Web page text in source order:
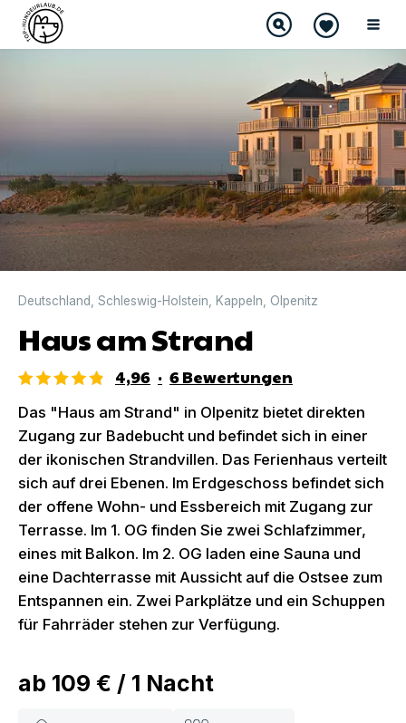
DIREKT BUCHBAR
Deutschland Schleswig-Holstein Kappeln Olpenitz
Haus am Strand
4,96 · 6Bewertungen
Das "Haus am Strand" in Olpenitz bietet direkten
Zugang zur Badebucht und befindet sich in einer
der ikonischen Strandvillen. Das Ferienhaus verteilt
sich auf drei Ebenen. Im Erdgeschoss befindet sich
der offene Wohn- und Essbereich mit Zugang zur
Terrasse. Im 1. OG finden Sie zwei Schlafzimmer,
eines mit Balkon. Im 2. OG laden eine Sauna und
eine Dachterrasse mit Aussicht auf die Ostsee zum
Entspannen ein. Zwei Parkplätze und ein Schuppen
für Fahrräder stehen zur Verfügung.
ab 109 € / 1 Nacht